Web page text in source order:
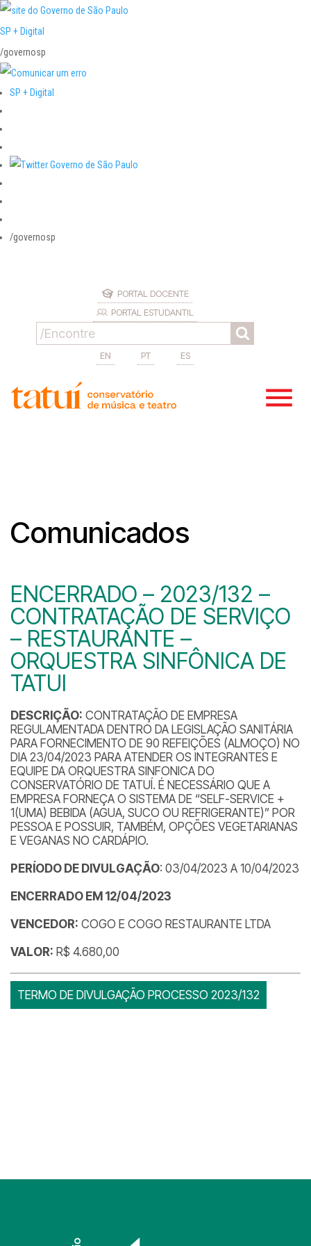
SP + Digital
/governosp
SP + Digital
/governosp
PORTAL DOCENTE
PORTAL ESTUDANTIL
EN PT ES
Comunicados
ENCERRADO – 2023/132 –
CONTRATAÇÃO DE SERVIÇO
– RESTAURANTE –
ORQUESTRA SINFÔNICA DE
TATUI
DESCRIÇÃO: CONTRATAÇÃO DE EMPRESA
REGULAMENTADA DENTRO DA LEGISLAÇÃO SANITÁRIA
PARA FORNECIMENTO DE 90 REFEIÇÕES (ALMOÇO) NO
DIA 23/04/2023 PARA ATENDER OS INTEGRANTES E
EQUIPE DA ORQUESTRA SINFONICA DO
CONSERVATÓRIO DE TATUÍ. É NECESSÁRIO QUE A
EMPRESA FORNEÇA O SISTEMA DE “SELF-SERVICE +
1(UMA) BEBIDA (AGUA, SUCO OU REFRIGERANTE)” POR
PESSOA E POSSUIR, TAMBÉM, OPÇÕES VEGETARIANAS
E VEGANAS NO CARDÁPIO.
PERÍODO DE DIVULGAÇÃO: 03/04/2023 A 10/04/2023
ENCERRADO EM 12/04/2023
VENCEDOR: COGO E COGO RESTAURANTE LTDA
VALOR: R$ 4.680,00
TERMO DE DIVULGAÇÃO PROCESSO 2023/132